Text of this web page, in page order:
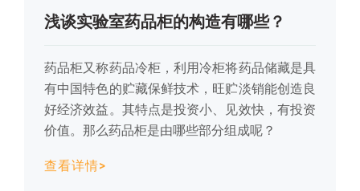
浅谈实验室药品柜的构造有哪些？
药品柜又称药品冷柜，利用冷柜将药品储藏是具
有中国特色的贮藏保鲜技术，旺贮淡销能创造良
好经济效益。其特点是投资小、见效快，有投资
价值。那么药品柜是由哪些部分组成呢？
查看详情>